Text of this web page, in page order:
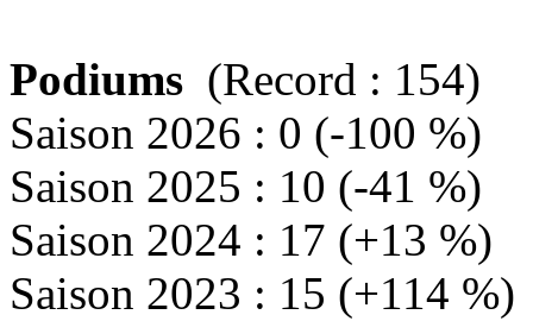
Podiums (Record : 154)
Saison 2026 : 0 (-100 %)
Saison 2025 : 10 (-41 %)
Saison 2024 : 17 (+13 %)
Saison 2023 : 15 (+114 %)